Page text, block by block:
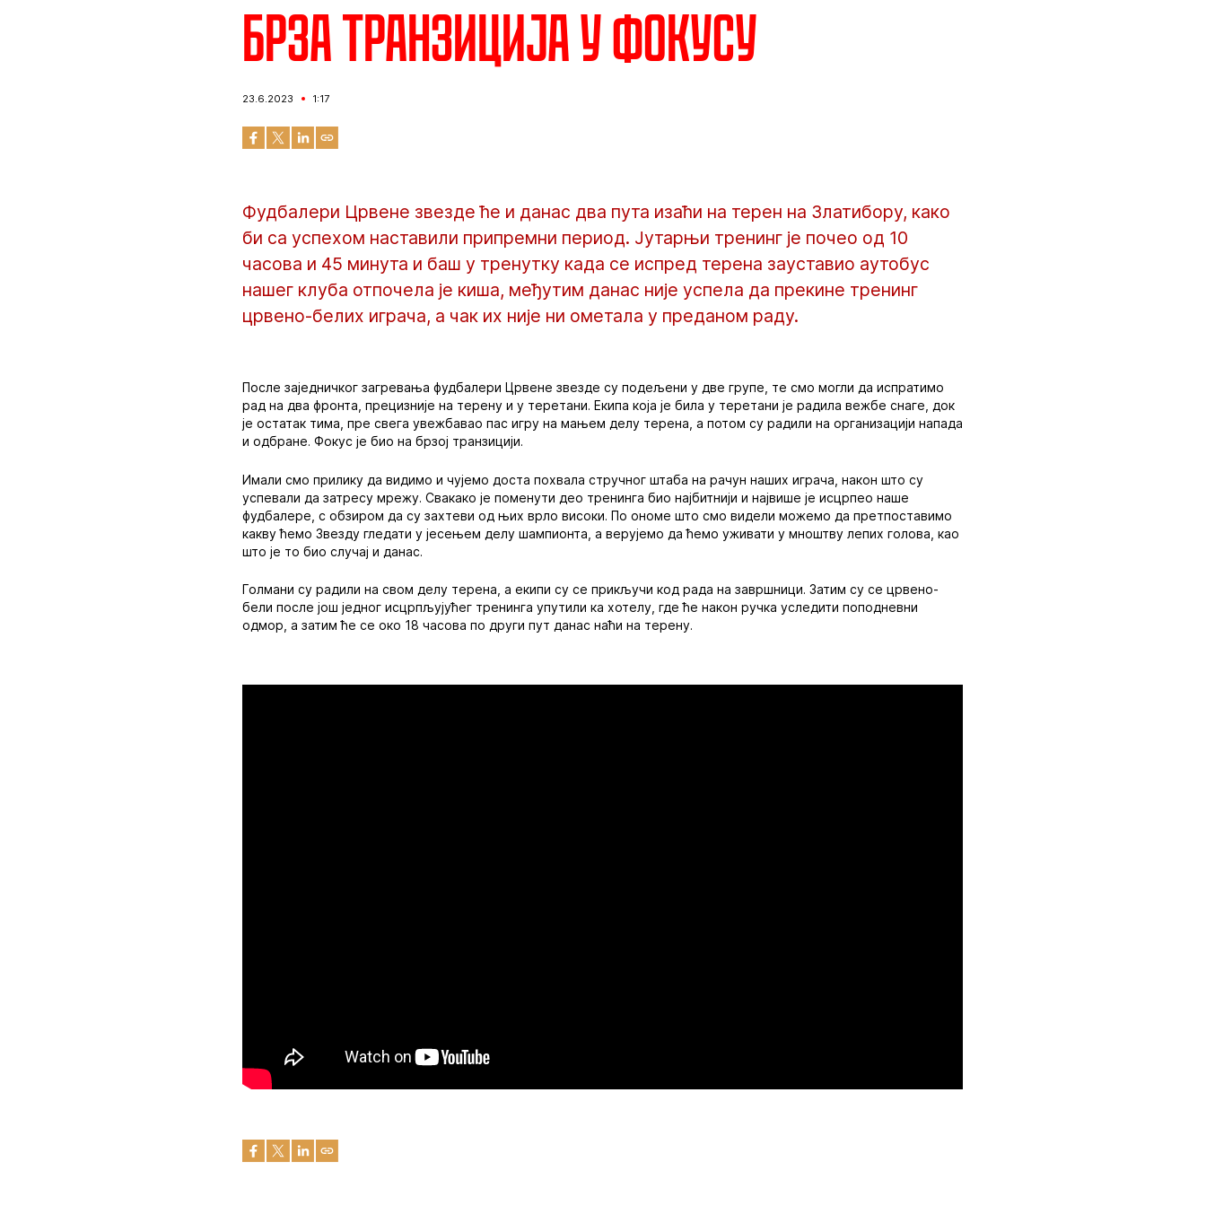
Брза транзиција у фокусу
23.6.2023 1:17
Фудбалери Црвене звезде ће и данас два пута изаћи на терен на Златибору, како
би са успехом наставили припремни период. Јутарњи тренинг је почео од 10
часова и 45 минута и баш у тренутку када се испред терена зауставио аутобус
нашег клуба отпочела је киша, међутим данас није успела да прекине тренинг
црвено-белих играча, а чак их није ни ометала у преданом раду.
После заједничког загревања фудбалери Црвене звезде су подељени у две групе, те смо могли да испратимо
рад на два фронта, прецизније на терену и у теретани. Екипа која је била у теретани је радила вежбе снаге, док
је остатак тима, пре свега увежбавао пас игру на мањем делу терена, а потом су радили на организацији напада
и одбране. Фокус је био на брзој транзицији.
Имали смо прилику да видимо и чујемо доста похвала стручног штаба на рачун наших играча, након што су
успевали да затресу мрежу. Свакако је поменути део тренинга био најбитнији и највише је исцрпео наше
фудбалере, с обзиром да су захтеви од њих врло високи. По ономе што смо видели можемо да претпоставимо
какву ћемо Звезду гледати у јесењем делу шампионта, а верујемо да ћемо уживати у мноштву лепих голова, као
што је то био случај и данас.
Голмани су радили на свом делу терена, а екипи су се прикључи код рада на завршници. Затим су се црвено-
бели после још једног исцрпљујућег тренинга упутили ка хотелу, где ће након ручка уследити поподневни
одмор, а затим ће се око 18 часова по други пут данас наћи на терену.